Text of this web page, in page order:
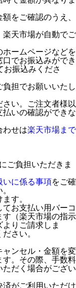
をご確認のうえ、
楽天市場が自動でご
ームページなどを
でお振込みができ
お振込みくださ
担でお願いいたし
い。ご注文者様以
いの確認ができな
わせは楽天市場まで
ご負担いただきま
いに係る事項をご確
す。
お支払い用バーコ
す（楽天市場の指示
りご請求しま
さい。
ャンセル・金額を変
す。その際、手数料
だく場合がござい
がご利用いただけ